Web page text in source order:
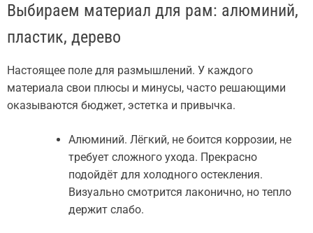
Выбираем материал для рам: алюминий,
пластик, дерево
Настоящее поле для размышлений. У каждого
материала свои плюсы и минусы, часто решающими
оказываются бюджет, эстетка и привычка.
Алюминий. Лёгкий, не боится коррозии, не
требует сложного ухода. Прекрасно
подойдёт для холодного остекления.
Визуально смотрится лаконично, но тепло
держит слабо.